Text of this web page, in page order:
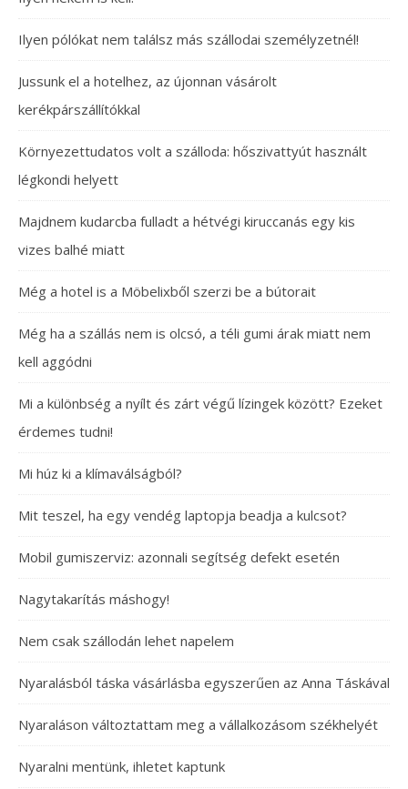
Ilyen pólókat nem találsz más szállodai személyzetnél!
Jussunk el a hotelhez, az újonnan vásárolt
kerékpárszállítókkal
Környezettudatos volt a szálloda: hőszivattyút használt
légkondi helyett
Majdnem kudarcba fulladt a hétvégi kiruccanás egy kis
vizes balhé miatt
Még a hotel is a Möbelixből szerzi be a bútorait
Még ha a szállás nem is olcsó, a téli gumi árak miatt nem
kell aggódni
Mi a különbség a nyílt és zárt végű lízingek között? Ezeket
érdemes tudni!
Mi húz ki a klímaválságból?
Mit teszel, ha egy vendég laptopja beadja a kulcsot?
Mobil gumiszerviz: azonnali segítség defekt esetén
Nagytakarítás máshogy!
Nem csak szállodán lehet napelem
Nyaralásból táska vásárlásba egyszerűen az Anna Táskával
Nyaraláson változtattam meg a vállalkozásom székhelyét
Nyaralni mentünk, ihletet kaptunk